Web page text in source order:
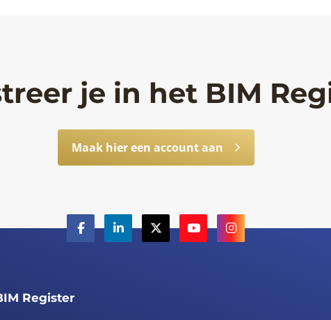
je in het BIM
Maak hier een account aan
Register